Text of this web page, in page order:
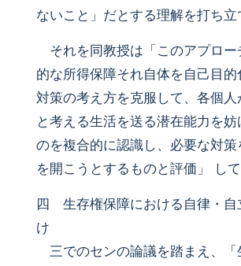
ないこと」だとする理解を打ち立
それを同教授は「このアプロー
的な所得保障それ自体を自己目的
対策の考え方を克服して、各個人
と考える生活を送る潜在能力を妨
のを複合的に認識し、必要な対策
を開こうとするものと評価」 して
四 生存権保障における自律・自
け
三でのセンの論議を踏まえ、「